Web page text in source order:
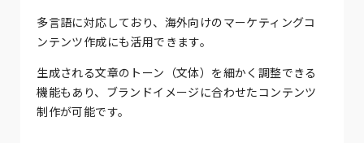
多言語に対応しており、海外向けのマーケティングコ
ンテンツ作成にも活用できます。
生成される文章のトーン（文体）を細かく調整できる
機能もあり、ブランドイメージに合わせたコンテンツ
制作が可能です。